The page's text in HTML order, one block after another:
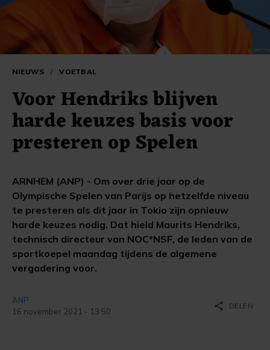
NIEUWS / VOETBAL
Voor Hendriks blijven
harde keuzes basis voor
presteren op Spelen
ARNHEM (ANP) - Om over drie jaar op de
Olympische Spelen van Parijs op hetzelfde niveau
te presteren als dit jaar in Tokio zijn opnieuw
harde keuzes nodig. Dat hield Maurits Hendriks,
technisch directeur van NOC*NSF, de leden van de
sportkoepel maandag tijdens de algemene
vergadering voor.
ANP
16 november 2021 - 13:50
share DELEN